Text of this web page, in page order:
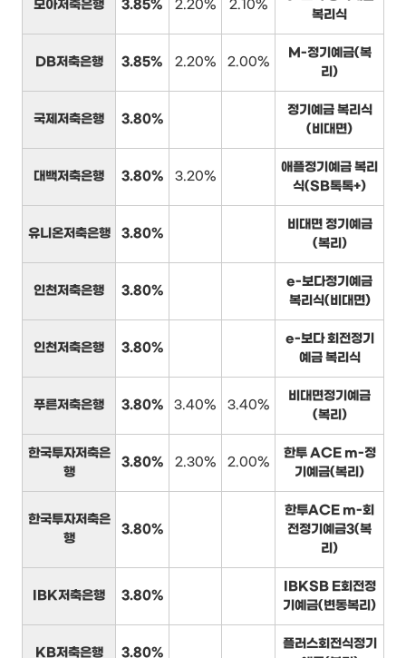
모아저축은행 3.85% 2.20% 2.10%
복리식
DB저축은행 3.85% 2.20% 2.00%
M-정기예금(복
리)
국제저축은행 3.80%
정기예금 복리식
(비대면)
대백저축은행 3.80% 3.20%
애플정기예금 복리
식(SB톡톡+)
유니온저축은행 3.80%
비대면 정기예금
(복리)
인천저축은행 3.80%
e-보다정기예금
복리식(비대면)
인천저축은행 3.80%
e-보다 회전정기
예금 복리식
푸른저축은행 3.80% 3.40% 3.40%
비대면정기예금
(복리)
한국투자저축은
행
3.80% 2.30% 2.00%
한투 ACE m-정
기예금(복리)
한국투자저축은
행
3.80%
한투ACE m-회
전정기예금3(복
리)
IBK저축은행 3.80%
IBKSB E회전정
기예금(변동복리)
KB저축은행 3.80%
플러스회전식정기